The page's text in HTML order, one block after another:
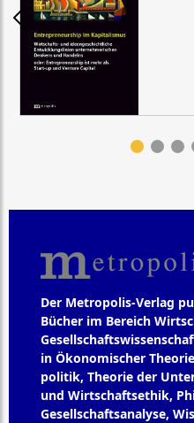
Der Metropolis-Verlag
Bücher im Bereich
in Ökonomischer
politik, Theorie der
und Wirtschaftsethik,
Gesellschaftsanalyse,